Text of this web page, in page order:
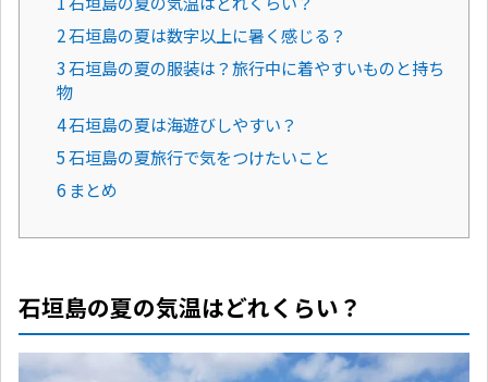
2 石垣島の夏は数字以上に暑く感じる？
3 石垣島の夏の服装は？旅行中に着やすいものと持ち
物
4 石垣島の夏は海遊びしやすい？
5 石垣島の夏旅行で気をつけたいこと
6 まとめ
石垣島の夏の気温はどれくらい？